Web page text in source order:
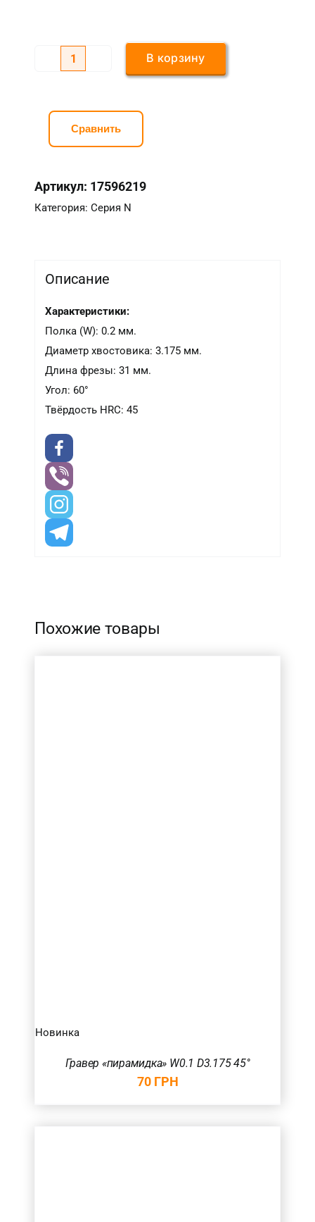
Количество
"пирамидка"
W0.2
60°
В корзину
Сравнить
Артикул: 17596219
Категория:Серия N
Описание
Характеристики:
Полка (W): 0.2 мм.
Диаметр хвостовика: 3.175 мм.
Длина фрезы: 31 мм.
Угол: 60°
Твёрдость HRC: 45
Похожие товары
Новинка
Гравер «пирамидка» W0.1 D3.175 45°
70 ГРН